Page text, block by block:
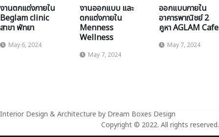
งานตกแต่งภายใน
Beglam clinic
สาขา พัทยา
May 6, 2024
งานออกแบบ และ
ตกแต่งภายใน
Menness
Wellness
May 7, 2024
ออกแบบภายใน
อาคารพาณิชย์ 2
คูหา AGLAM Cafe
May 7, 2024
Interior Design & Architecture by Dream Boxes Design
Copyright © 2022. All rights reserved.